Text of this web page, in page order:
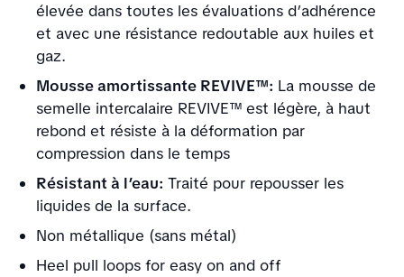
élevée dans toutes les évaluations d’adhérence
et avec une résistance redoutable aux huiles et
gaz.
Mousse amortissante REVIVE™: La mousse de
semelle intercalaire REVIVE™ est légère, à haut
rebond et résiste à la déformation par
compression dans le temps
Résistant à l’eau: Traité pour repousser les
liquides de la surface.
Non métallique (sans métal)
Heel pull loops for easy on and off